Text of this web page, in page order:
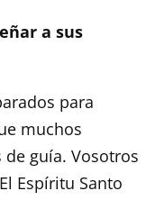
a sus
para
muchos
guía. Vosotros
Espíritu Santo